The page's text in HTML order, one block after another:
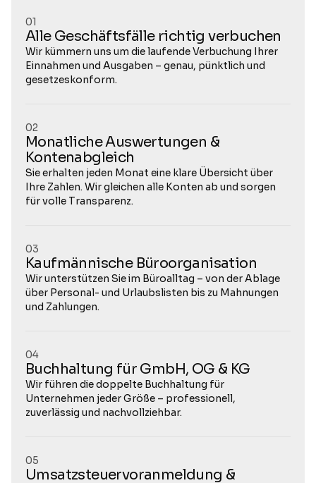
01
Alle Geschäftsfälle richtig verbuchen
Wir kümmern uns um die laufende Verbuchung Ihrer
Einnahmen und Ausgaben – genau, pünktlich und
gesetzeskonform.
02
Monatliche Auswertungen &
Kontenabgleich
Sie erhalten jeden Monat eine klare Übersicht über
Ihre Zahlen. Wir gleichen alle Konten ab und sorgen
für volle Transparenz.
03
Kaufmännische Büroorganisation
Wir unterstützen Sie im Büroalltag – von der Ablage
über Personal- und Urlaubslisten bis zu Mahnungen
und Zahlungen.
04
Buchhaltung für GmbH, OG & KG
Wir führen die doppelte Buchhaltung für
Unternehmen jeder Größe – professionell,
zuverlässig und nachvollziehbar.
05
Umsatzsteuervoranmeldung &